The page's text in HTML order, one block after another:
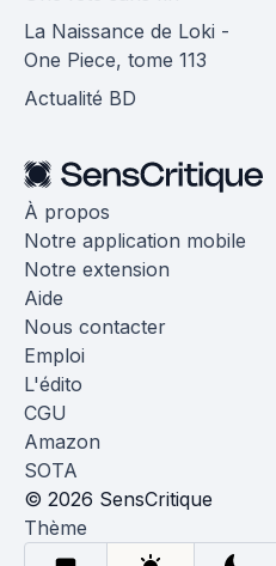
La Naissance de Loki -
One Piece, tome 113
Actualité BD
À propos
Notre application mobile
Notre extension
Aide
Nous contacter
Emploi
L'édito
CGU
Amazon
SOTA
© 2026 SensCritique
Thème